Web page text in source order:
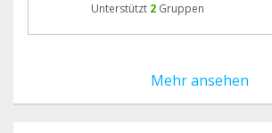
Unterstützt 2 Gruppen
Mehr ansehen